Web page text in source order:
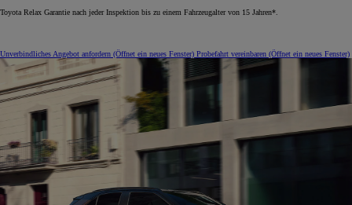
Toyota Relax Garantie nach jeder Inspektion bis zu einem Fahrzeugalter von 15 Jahren*.
Unverbindliches Angebot anfordern (Öffnet ein neues Fenster) Probefahrt vereinbaren (Öffnet ein neues Fenster)